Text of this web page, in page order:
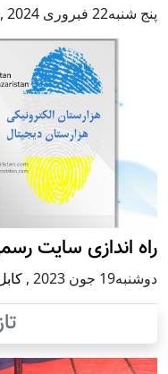
پنج شنبه22 فبروری 2024 ,
راه اندازی سایت
دوشنبه19 جون 2023 ,